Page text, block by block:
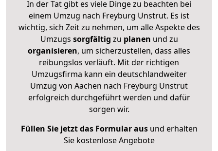
In der Tat gibt es viele Dinge zu beachten bei
einem Umzug nach Freyburg Unstrut. Es ist
wichtig, sich Zeit zu nehmen, um alle Aspekte des
Umzugs sorgfältig zu planen und zu
organisieren, um sicherzustellen, dass alles
reibungslos verläuft. Mit der richtigen
Umzugsfirma kann ein deutschlandweiter
Umzug von Aachen nach Freyburg Unstrut
erfolgreich durchgeführt werden und dafür
sorgen wir.
Füllen Sie jetzt das Formular ausund erhalten
Sie kostenlose Angebote